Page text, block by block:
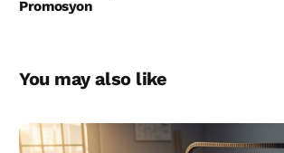
Promosyon
You may also like